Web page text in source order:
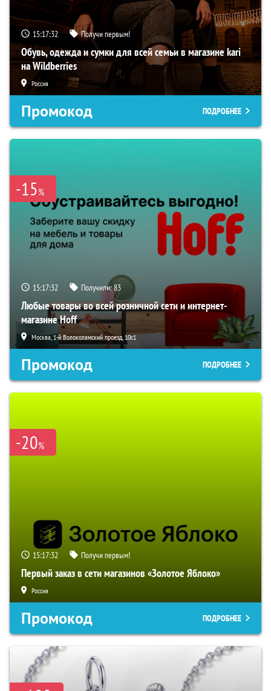
15:17:31 Получи первым!
Обувь, одежда и сумки для всей семьи в магазине kari
на Wildberries
Россия
Промокод ПОДРОБНЕЕ
-15%
15:17:31 Получили:83
Любые товары во всей розничной сети и интернет-
магазине Hoff
Москва, 1-й Волоколамский проезд, 10с1
Промокод ПОДРОБНЕЕ
-20%
15:17:31 Получи первым!
Первый заказ в сети магазинов «Золотое Яблоко»
Россия
Промокод ПОДРОБНЕЕ